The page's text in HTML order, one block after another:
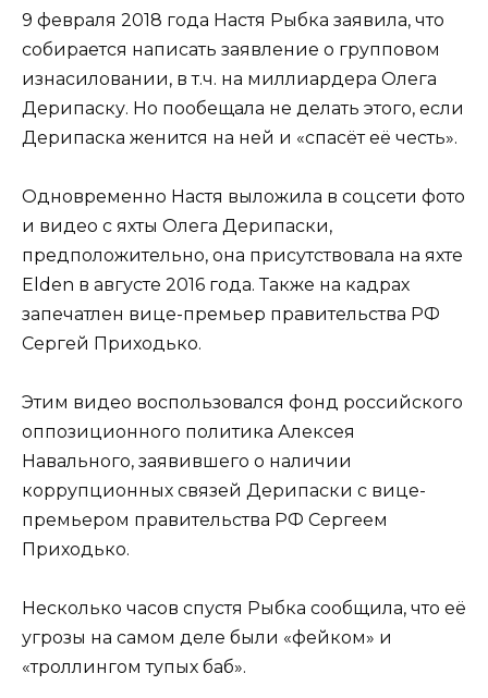
9 февраля 2018 года Настя Рыбка заявила, что
собирается написать заявление о групповом
изнасиловании, в т.ч. на миллиардера Олега
Дерипаску. Но пообещала не делать этого, если
Дерипаска женится на ней и «спасёт её честь».
Одновременно Настя выложила в соцсети фото
и видео с яхты Олега Дерипаски,
предположительно, она присутствовала на яхте
Elden в августе 2016 года. Также на кадрах
запечатлен вице-премьер правительства РФ
Сергей Приходько.
Этим видео воспользовался фонд российского
оппозиционного политика Алексея
Навального, заявившего о наличии
коррупционных связей Дерипаски с вице-
премьером правительства РФ Сергеем
Приходько.
Несколько часов спустя Рыбка сообщила, что её
угрозы на самом деле были «фейком» и
«троллингом тупых баб».